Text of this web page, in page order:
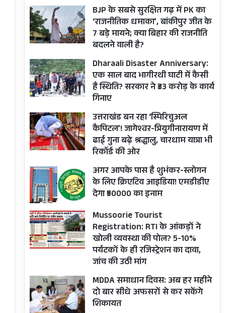
BJP के सबसे सुरक्षित गढ़ में PK का
‘राजनीतिक धमाका’, बांकीपुर जीत के
7 बड़े मायने; क्या बिहार की राजनीति
बदलने वाली है?
Dharaali Disaster Anniversary:
एक साल बाद भागीरथी घाटी में कैसी
है स्थिति? सरकार ने ₹33 करोड़ के कार्य
गिनाए
उत्तराखंड बन रहा ‘स्पिरिचुअल
कैपिटल’! जागेश्वर-त्रियुगीनारायण में
ढाई गुना बढ़े श्रद्धालु, चारधाम यात्रा भी
रिकॉर्ड की ओर
अगर आपके पास है शुभंकर-स्लोगन
के लिए क्रिएटिव आइडिया! एमडीडीए
देगा ₹50000 का इनाम
Mussoorie Tourist
Registration: RTI के आंकड़ों ने
खोली व्यवस्था की पोल? 5-10%
पर्यटकों के ही रजिस्ट्रेशन का दावा,
जांच की उठी मांग
MDDA समाधान दिवस: अब हर महीने
दो बार सीधे अफसरों से कर सकेंगे
शिकायत